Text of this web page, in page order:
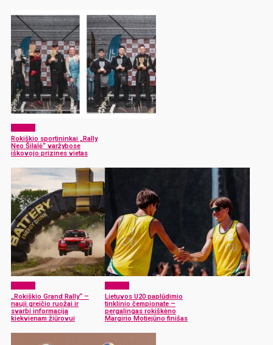
Rokiškio sportininkai „Rally
Neo Šilalė“ varžybose
iškovojo prizines vietas
„Rokiškio Grand Rally“ –
nauji greičio ruožai ir
svarbi informacija
kiekvienam žiūrovui
Lietuvos U20 paplūdimio
tinklinio čempionate –
pergalingas rokiškėno
Margirio Motiejūno finišas